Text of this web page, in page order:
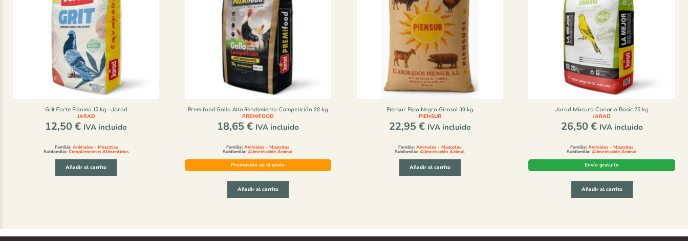
Grit Forte Palomo 15 kg – Jarad
JARAD
12,50€ IVA incluido
Familia: Animales - Mascotas
Subfamilia:Complementos Alimenticios
Añadir al carrito
Premifood Gallo Alto Rendimiento Competición 20 kg
PREMIFOOD
18,65€ IVA incluido
Familia:Animales - Mascotas
Subfamilia:Alimentación Animal
Promoción en el envío
Añadir al carrito
Piensur Pipa Negra Girasol 30 kg
PIENSUR
22,95€ IVA incluido
Familia:Animales - Mascotas
Subfamilia:Alimentación Animal
Añadir al carrito
Jarad Mixtura Canario Basic 25 kg
JARAD
26,50 € IVA incluido
Familia:Animales - Mascotas
Subfamilia:Alimentación Animal
Envío gratuito
Añadir al carrito